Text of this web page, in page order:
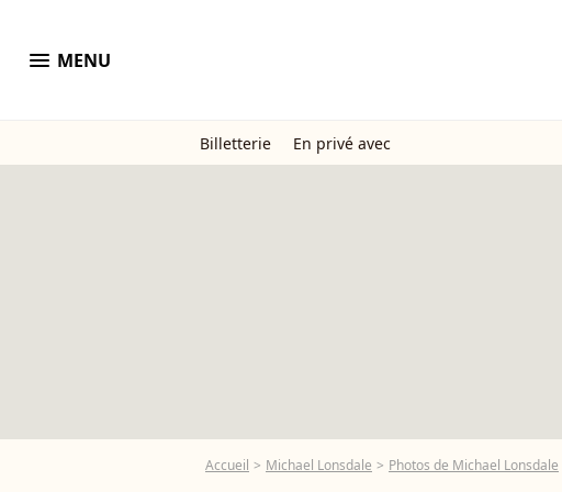
menu MENU
Billetterie En privé avec
Accueil Michael Lonsdale Photos de Michael Lonsdale